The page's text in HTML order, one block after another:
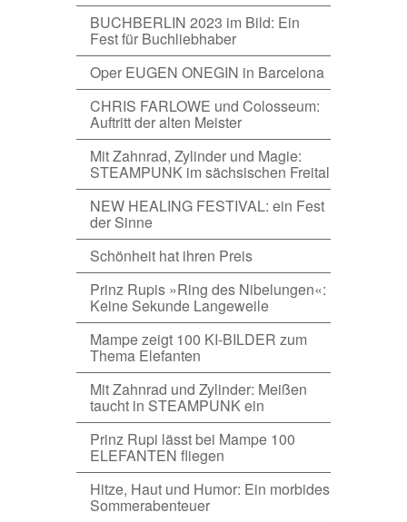
BUCHBERLIN 2023 im Bild: Ein
Fest für Buchliebhaber
Oper EUGEN ONEGIN in Barcelona
CHRIS FARLOWE und Colosseum:
Auftritt der alten Meister
Mit Zahnrad, Zylinder und Magie:
STEAMPUNK im sächsischen Freital
NEW HEALING FESTIVAL: ein Fest
der Sinne
Schönheit hat ihren Preis
Prinz Rupis »Ring des Nibelungen«:
Keine Sekunde Langeweile
Mampe zeigt 100 KI-BILDER zum
Thema Elefanten
Mit Zahnrad und Zylinder: Meißen
taucht in STEAMPUNK ein
Prinz Rupi lässt bei Mampe 100
ELEFANTEN fliegen
Hitze, Haut und Humor: Ein morbides
Sommerabenteuer